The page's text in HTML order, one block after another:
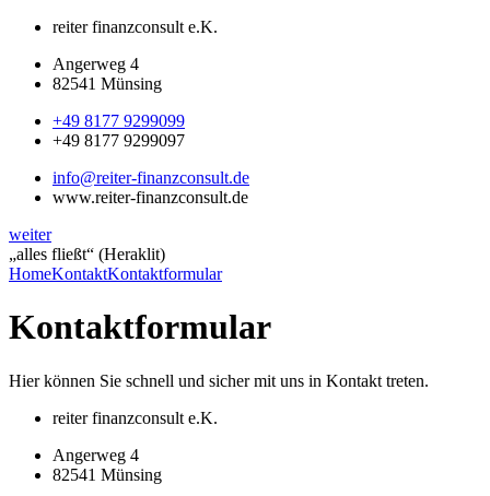
reiter finanzconsult e.K.
Angerweg 4
82541 Münsing
+49 8177 9299099
+49 8177 9299097
info@reiter-finanzconsult.de
www.reiter-finanzconsult.de
weiter
„alles fließt“ (Heraklit)
HomeKontaktKontaktformular
Kontaktformular
Hier können Sie schnell und sicher mit uns in Kontakt treten.
reiter finanzconsult e.K.
Angerweg 4
82541 Münsing